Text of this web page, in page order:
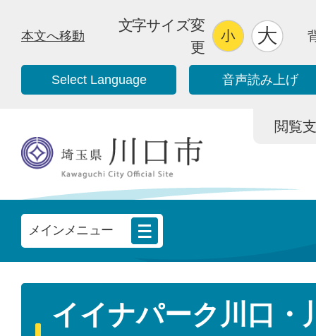
本文へ移動
文字サイズ変
更
Select Language 音声読み上げ
閲覧
メインメニュー
イイナパーク川口・